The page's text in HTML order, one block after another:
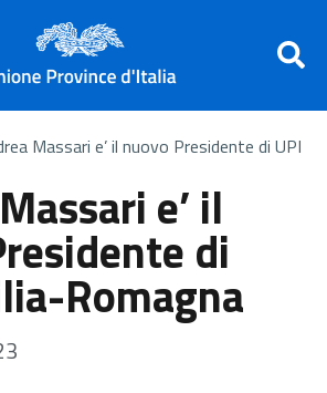
Massari e’ il nuovo Presidente di UPI
e’ il
di
Romagna